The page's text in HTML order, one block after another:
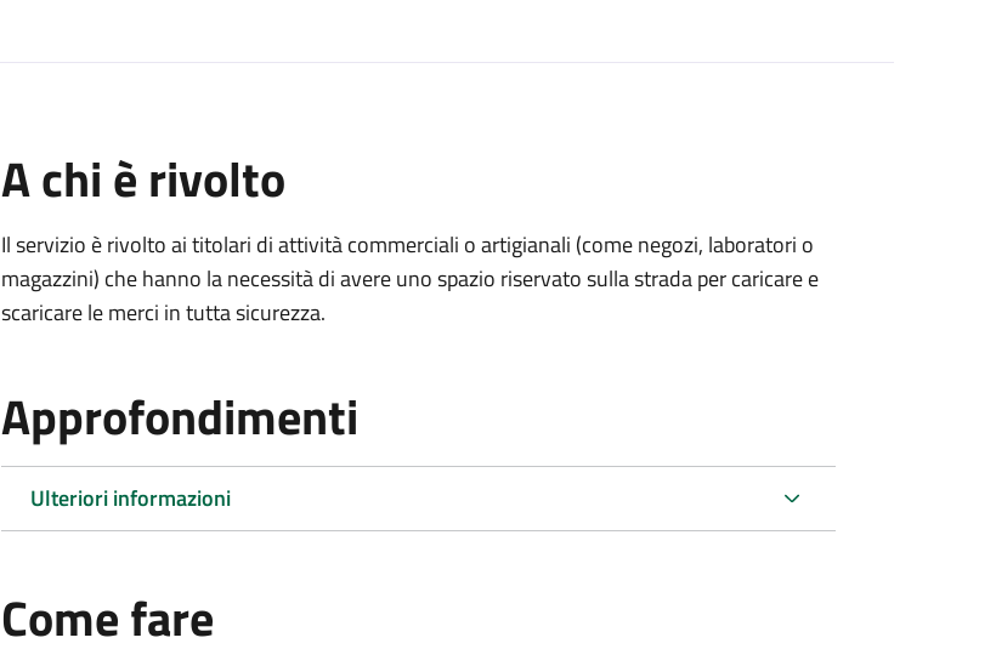
A chi è rivolto
Il servizio è rivolto ai titolari di attività commerciali o artigianali (come negozi, laboratori o
magazzini) che hanno la necessità di avere uno spazio riservato sulla strada per caricare e
scaricare le merci in tutta sicurezza.
Approfondimenti
Ulteriori informazioni
Come fare